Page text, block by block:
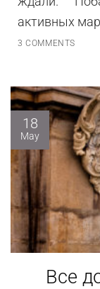
активных
3 COMMENTS
Все
18
May